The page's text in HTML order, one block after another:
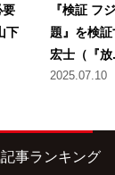
下
『検証 フ
題』を検
宏士（『放
2025.07.10
事ランキング